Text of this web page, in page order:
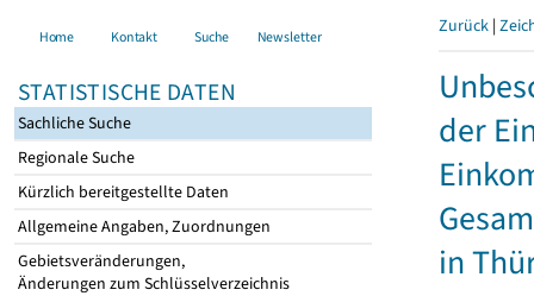
Home Kontakt Suche Newsletter
STATISTISCHE DATEN
Sachliche Suche
Regionale Suche
Kürzlich bereitgestellte Daten
Allgemeine Angaben, Zuordnungen
Gebietsveränderungen,
Änderungen zum Schlüsselverzeichnis
Zurück |
der
in